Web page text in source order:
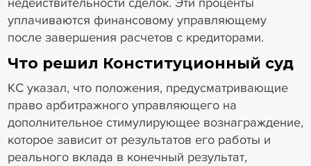
уплачиваются финансовому управляющему
после завершения расчетов с кредиторами.
Что решил Конституционный суд
КС указал, что положения, предусматривающие
право арбитражного управляющего на
дополнительное стимулирующее вознаграждение,
которое зависит от результатов его работы и
реального вклада в конечный результат,